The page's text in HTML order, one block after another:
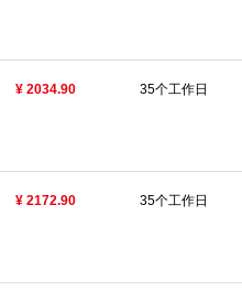
¥ 2034.90 35个工作日
¥ 2172.90 35个工作日